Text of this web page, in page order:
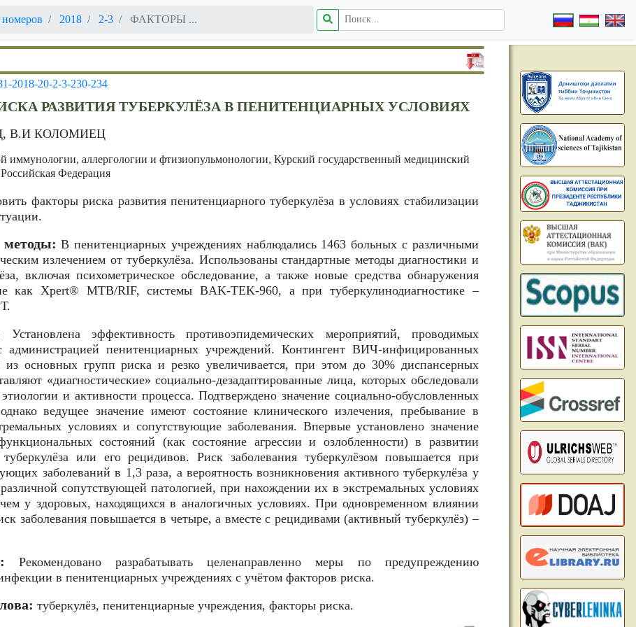
2018 2-3 ФАКТОРЫ ...
2018-20-2-3-230-234
РАЗВИТИЯ ТУБЕРКУЛЁЗА В ПЕНИТЕНЦИАРНЫХ УСЛОВИЯХ
В.И КОЛОМИЕЦ
иммунологии, аллергологии и фтизиопульмонологии, Курский государственный медицинский
Федерация
факторы риска развития пенитенциарного туберкулёза в условиях стабилизации
методы: В пенитенциарных учреждениях наблюдались 1463 больных с различными
излечением от туберкулёза. Использованы стандартные методы диагностики и
включая психометрическое обследование, а также новые средства обнаружения
как Xpert® MTB/RIF, системы BAK-TEK-960, а при туберкулинодиагностике –
Установлена эффективность противоэпидемических мероприятий, проводимых
администрацией пенитенциарных учреждений. Контингент ВИЧ-инфицированных
из основных групп риска и резко увеличивается, при этом до 30% диспансерных
«диагностические» социально-дезадаптированные лица, которых обследовали
и активности процесса. Подтверждено значение социально-обусловленных
ведущее значение имеют состояние клинического излечения, пребывание в
условиях и сопутствующие заболевания. Впервые установлено значение
состояний (как состояние агрессии и озлобленности) в развитии
туберкулёза или его рецидивов. Риск заболевания туберкулёзом повышается при
заболеваний в 1,3 раза, а вероятность возникновения активного туберкулёза у
сопутствующей патологией, при нахождении их в экстремальных условиях
у здоровых, находящихся в аналогичных условиях. При одновременном влиянии
заболевания повышается в четыре, а вместе с рецидивами (активный туберкулёз) –
Рекомендовано разрабатывать целенаправленно меры по предупреждению
в пенитенциарных учреждениях с учётом факторов риска.
туберкулёз, пенитенциарные учреждения, факторы риска.